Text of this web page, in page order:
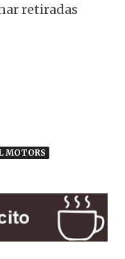
retiradas
MOTORS